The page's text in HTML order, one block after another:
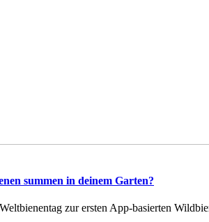
summen in deinem Garten?
zur ersten App-basierten